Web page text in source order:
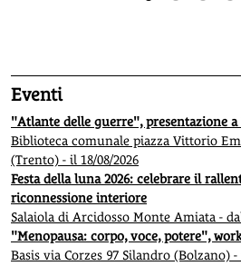
Eventi
"Atlante delle guerre", presentazione
Biblioteca comunale piazza Vittorio
(Trento) - il 18/08/2026
Festa della luna 2026: celebrare il
riconnessione interiore
Salaiola di Arcidosso Monte Amiata -
"Menopausa: corpo, voce, potere",
Basis via Corzes 97 Silandro (Bolzano) -